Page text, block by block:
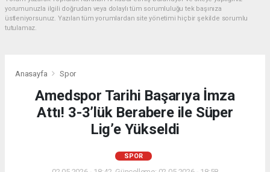
yorumunuzla ilgili doğrudan veya dolaylı tüm sorumluluğu tek başınıza
üstleniyorsunuz. Yazılan tüm yorumlardan site yönetimi hiçbir şekilde sorumlu
tutulamaz.
Anasayfa Spor
Amedspor Tarihi Başarıya İmza
Attı! 3-3’lük Berabere ile Süper
Lig’e Yükseldi
SPOR